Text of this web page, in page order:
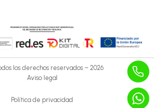
los derechos reservados – 2026
Aviso legal
Política de privacidad